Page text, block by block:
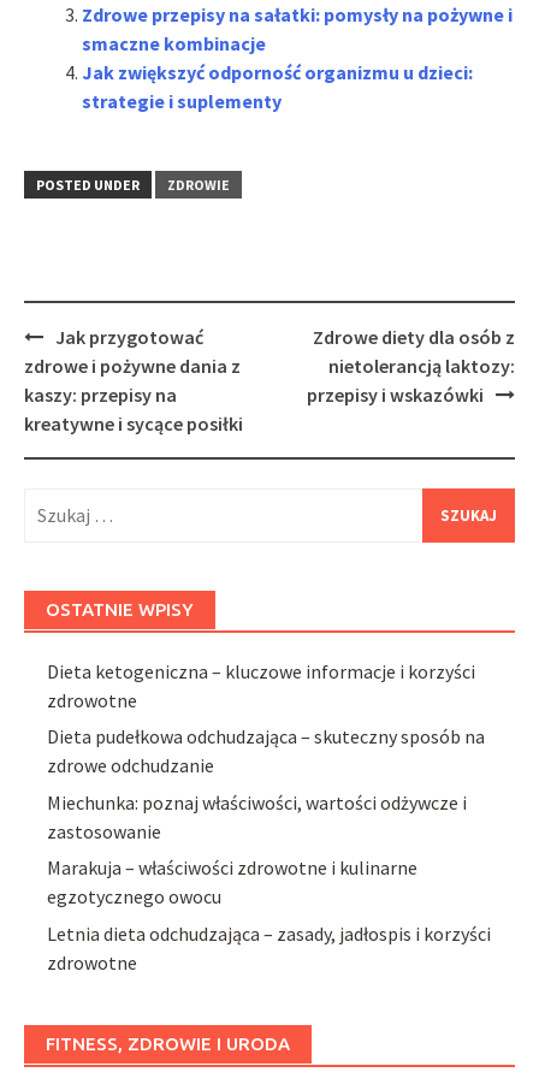
Zdrowe przepisy na sałatki: pomysły na pożywne i
smaczne kombinacje
Jak zwiększyć odporność organizmu u dzieci:
strategie i suplementy
POSTED UNDER ZDROWIE
Post
navigation
Jak przygotować
zdrowe i pożywne dania z
kaszy: przepisy na
kreatywne i sycące posiłki
Zdrowe diety dla osób z
nietolerancją laktozy:
przepisy i wskazówki
OSTATNIE WPISY
Dieta ketogeniczna – kluczowe informacje i korzyści
zdrowotne
Dieta pudełkowa odchudzająca – skuteczny sposób na
zdrowe odchudzanie
Miechunka: poznaj właściwości, wartości odżywcze i
zastosowanie
Marakuja – właściwości zdrowotne i kulinarne
egzotycznego owocu
Letnia dieta odchudzająca – zasady, jadłospis i korzyści
zdrowotne
FITNESS, ZDROWIE I URODA